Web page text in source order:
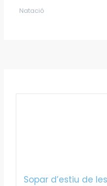
Natació
Sopar d’estiu de